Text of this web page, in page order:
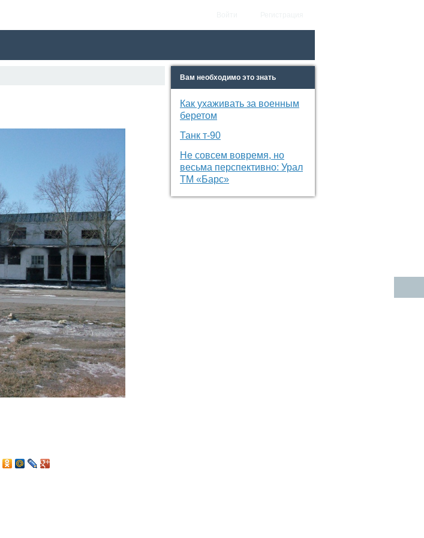
Вам необходимо это знать
Как ухаживать за военным
беретом
Танк т-90
Не совсем вовремя, но
весьма перспективно: Урал
ТМ «Барс»